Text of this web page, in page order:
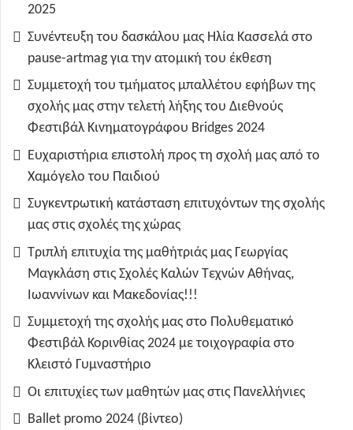
2025
Συνέντευξη του δασκάλου μας Ηλία Κασσελά στο
pause-artmag για την ατομική του έκθεση
Συμμετοχή του τμήματος μπαλλέτου εφήβων της
σχολής μας στην τελετή λήξης του Διεθνούς
Φεστιβάλ Κινηματογράφου Bridges 2024
Ευχαριστήρια επιστολή προς τη σχολή μας από το
Χαμόγελο του Παιδιού
Συγκεντρωτική κατάσταση επιτυχόντων της σχολής
μας στις σχολές της χώρας
Τριπλή επιτυχία της μαθήτριάς μας Γεωργίας
Μαγκλάση στις Σχολές Καλών Τεχνών Αθήνας,
Ιωαννίνων και Μακεδονίας!!!
Συμμετοχή της σχολής μας στο Πολυθεματικό
Φεστιβάλ Κορινθίας 2024 με τοιχογραφία στο
Κλειστό Γυμναστήριο
Οι επιτυχίες των μαθητών μας στις Πανελλήνιες
Ballet promo 2024 (βίντεο)